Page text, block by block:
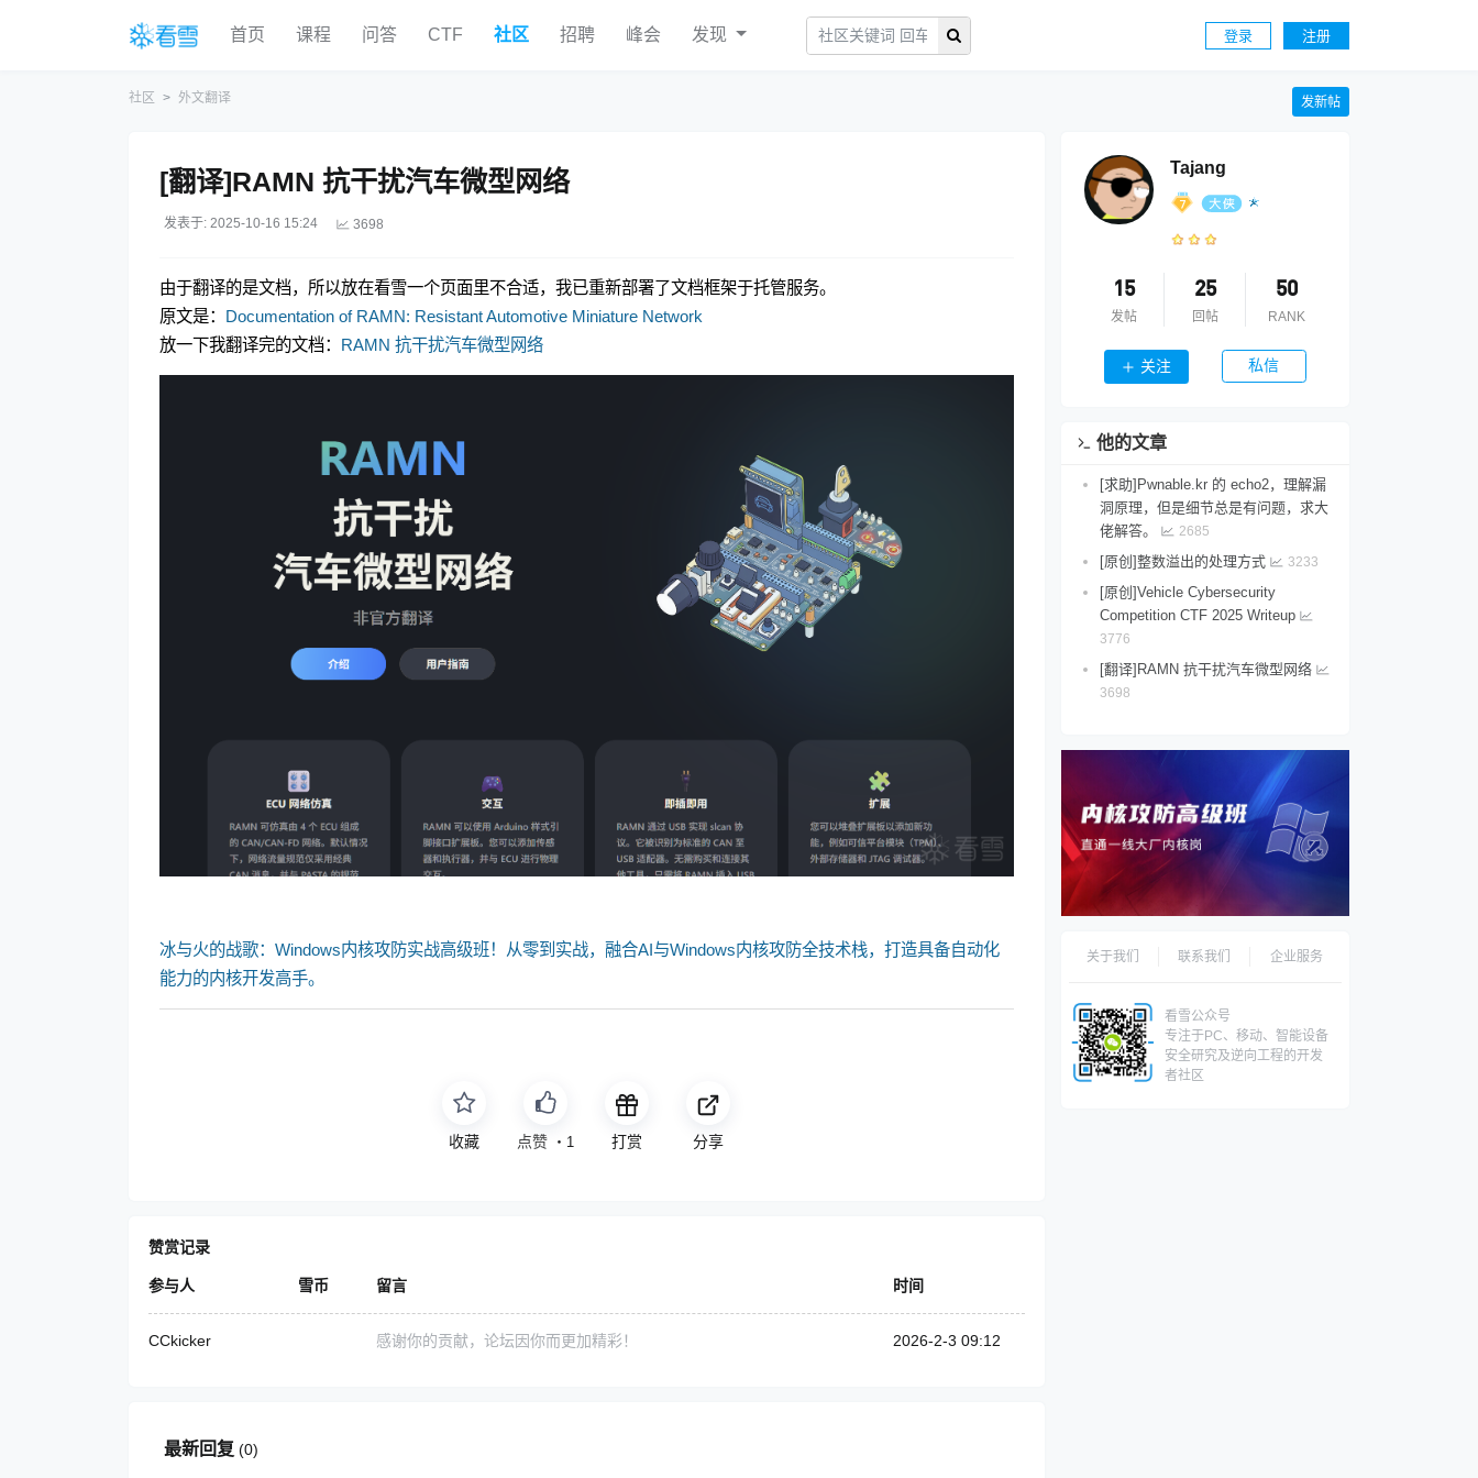
首页 课程 问答 CTF 社区 招聘 峰会 发现 登录 注册
社区 外文翻译 发新帖
[翻译]RAMN 抗干扰汽车微型网络
发表于: 2025-10-16 15:24 3698
由于翻译的是文档，所以放在看雪一个页面里不合适，我已重新部署了文档框架于托管服务。
原文是： Documentation of RAMN: Resistant Automotive Miniature Network
放一下我翻译完的文档： RAMN 抗干扰汽车微型网络
冰与火的战歌：Windows内核攻防实战高级班！从零到实战，融合AI与Windows内核攻防全技术栈，打造具备自动化
能力的内核开发高手。
收藏 免费 ・ 1 打赏 分享
赞赏记录
参与人 雪币 留言 时间
CCkicker 感谢你的贡献，论坛因你而更加精彩！ 2026-2-3 09:12
最新回复 (0)
Tajang
15
发帖
25
回帖
50
RANK
关注 私信
他的文章
[求助]Pwnable.kr 的 echo2，理解漏
洞原理，但是细节总是有问题，求大
佬解答。
2685
[原创]整数溢出的处理方式 3233
[原创]Vehicle Cybersecurity
Competition CTF 2025 Writeup
3776
[翻译]RAMN 抗干扰汽车微型网络
3698
关于我们 联系我们 企业服务
看雪公众号
专注于PC、移动、智能设备
安全研究及逆向工程的开发
者社区